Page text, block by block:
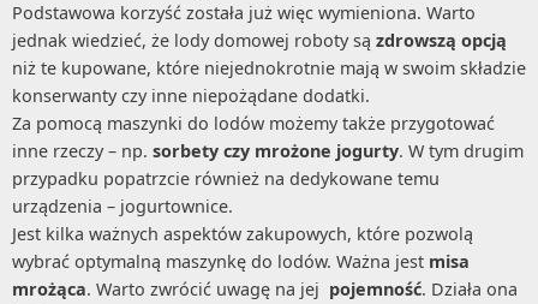
Podstawowa korzyść została już więc wymieniona. Warto
jednak wiedzieć, że lody domowej roboty są zdrowszą opcją
niż te kupowane, które niejednokrotnie mają w swoim składzie
konserwanty czy inne niepożądane dodatki.
Za pomocą maszynki do lodów możemy także przygotować
inne rzeczy – np. sorbety czy mrożone jogurty. W tym drugim
przypadku popatrzcie również na dedykowane temu
urządzenia – jogurtownice.
Jest kilka ważnych aspektów zakupowych, które pozwolą
wybrać optymalną maszynkę do lodów. Ważna jest misa
mrożąca. Warto zwrócić uwagę na jej pojemność. Działa ona